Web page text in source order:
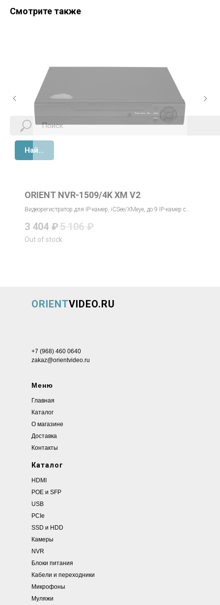
Найти
Смотрите также
ORIENT NVR-1509/4K XM V2
Видеорегистратор для IP-камер, iCSee/XMeye, до 9 IP-камер с
3 404 ₽5 106 ₽
Out of stock
+7 (968) 460 0640
zakaz@orientvideo.ru
Меню
Главная
Каталог
О магазине
Доставка
Контакты
Каталог
HDMI
POE и SFP
USB
PCIe
SSD и HDD
Камеры
NVR
Блоки питания
Кабели и переходники
Микрофоны
Муляжи
ORIENTVIDEO.RU